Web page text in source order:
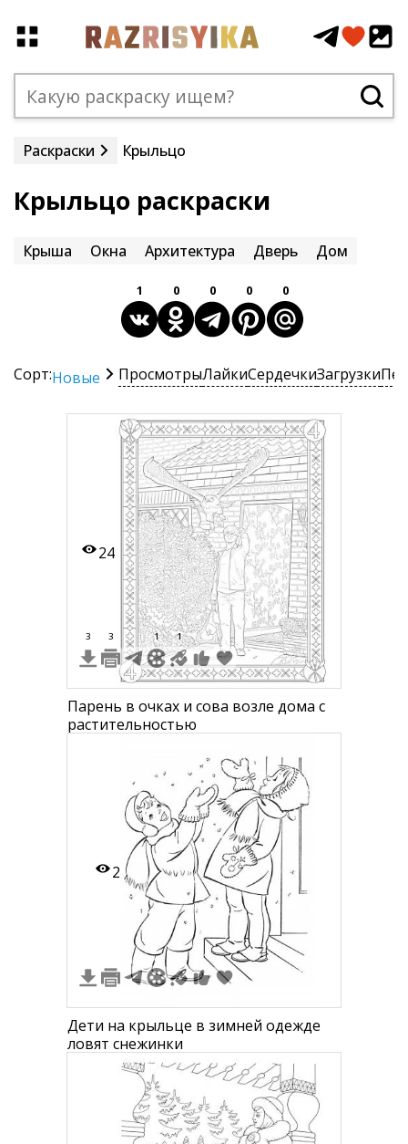
Раскраски Крыльцо
Крыльцо раскраски
Крыша Окна Архитектура Дверь Дом
1 0 0 0 0
Сорт:Новые ПросмотрыЛайкиСердечкиЗагрузки
24
3 3 1 1
Парень в очках и сова возле дома с
растительностью
2
Дети на крыльце в зимней одежде
ловят снежинки